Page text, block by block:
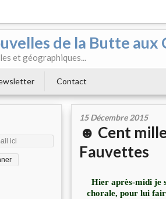
de la Butte aux
et géographiques...
Contact
15 Décembre 2015
☻ Cent
Fauvettes
Hier après-midi je
chorale, pour lui